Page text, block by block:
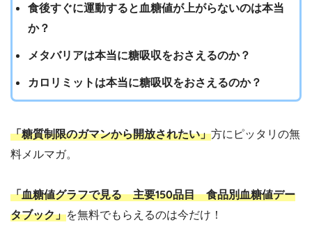
食後すぐに運動すると血糖値が上がらないのは本当
か？
メタバリアは本当に糖吸収をおさえるのか？
カロリミットは本当に糖吸収をおさえるのか？
「糖質制限のガマンから開放されたい」方にピッタリの無
料メルマガ。
「血糖値グラフで見る 主要150品目 食品別血糖値デー
タブック」を無料でもらえるのは今だけ！